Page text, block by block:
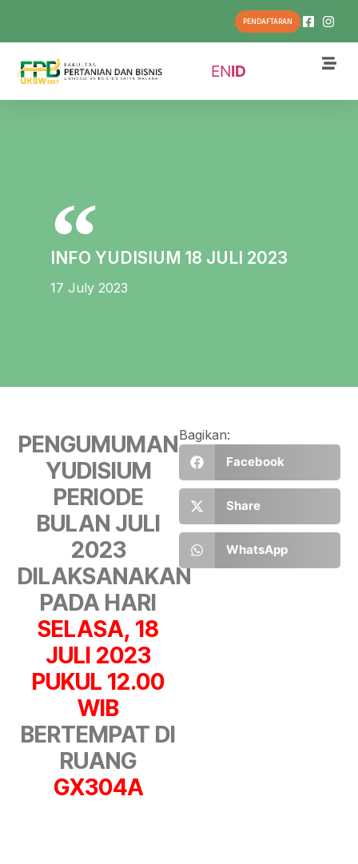
PENDAFTARAN
ENID
INFO YUDISIUM 18 JULI 2023
17 July 2023
PENGUMUMAN
YUDISIUM
PERIODE
BULAN JULI
2023
DILAKSANAKAN
PADA HARI
SELASA, 18
JULI 2023
PUKUL 12.00
WIB
BERTEMPAT DI
RUANG
GX304A
Bagikan:
Facebook
Share
WhatsApp